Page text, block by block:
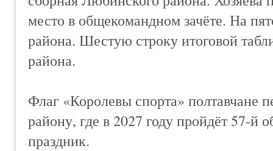
место в общекомандном зачёте. На
района. Шестую строку итоговой
района.
Флаг «Королевы спорта» полтавчане
району, где в 2027 году пройдёт 57-й
праздник.